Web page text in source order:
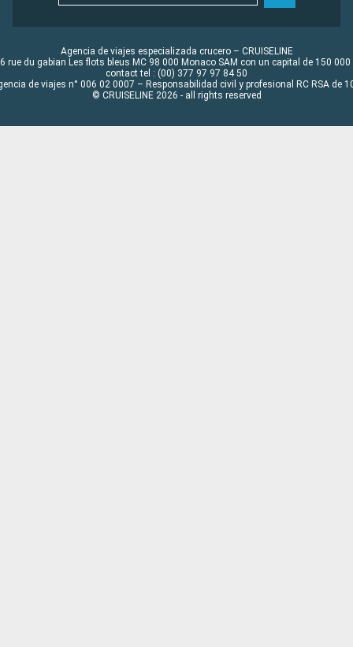
Agencia de viajes especializada crucero – CRUISELINE
rue du gabian Les flots bleus MC 98 000 Monaco SAM con un capital de 150 000
contact tel : (00) 377 97 97 84 50
de viajes n° 006 02 0007 – Responsabilidad civil y profesional RC RSA de
© CRUISELINE 2026 - all rights reserved